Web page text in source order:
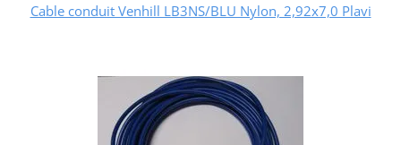
Cable conduit Venhill LB3NS/BLU Nylon, 2,92x7,0 Plavi